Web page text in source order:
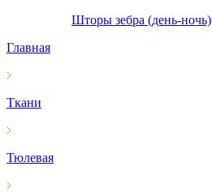
Шторы зебра (день-ночь)
Главная
Ткани
Тюлевая